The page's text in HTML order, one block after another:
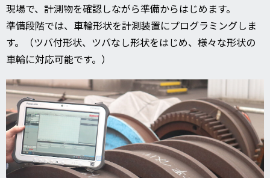
現場で、計測物を確認しながら準備からはじめます。
準備段階では、車輪形状を計測装置にプログラミングしま
す。（ツバ付形状、ツバなし形状をはじめ、様々な形状の
車輪に対応可能です。）